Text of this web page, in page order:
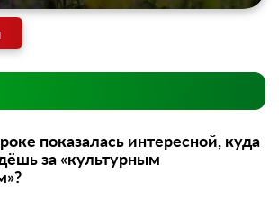
показалась интересной, куда
за «культурным